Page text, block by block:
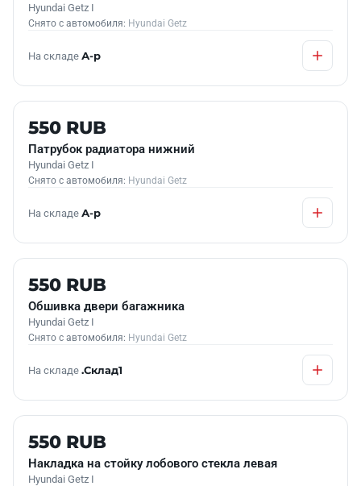
Hyundai Getz I
Снято с автомобиля: Hyundai Getz
На складе А-р
Б/У В НАЛИЧИИ
550 RUB
Патрубок радиатора нижний
Hyundai Getz I
Снято с автомобиля: Hyundai Getz
На складе А-р
Б/У В НАЛИЧИИ
550 RUB
Обшивка двери багажника
Hyundai Getz I
Снято с автомобиля: Hyundai Getz
На складе .Склад1
Б/У В НАЛИЧИИ
550 RUB
Накладка на стойку лобового стекла левая
Hyundai Getz I